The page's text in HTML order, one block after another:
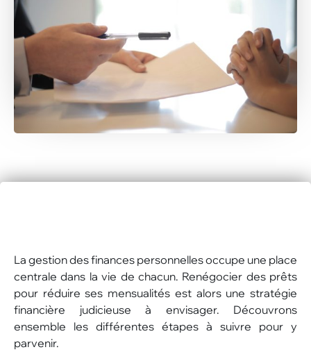
La gestion des finances personnelles occupe une place
centrale dans la vie de chacun. Renégocier des prêts
pour réduire ses mensualités est alors une stratégie
financière judicieuse à envisager. Découvrons
ensemble les différentes étapes à suivre pour y
parvenir.